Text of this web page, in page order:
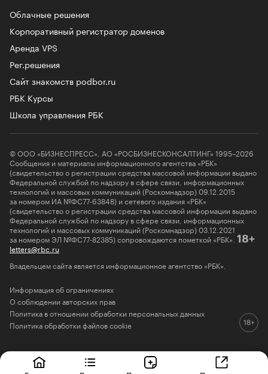
Облачные решения
Корпоративный регистратор доменов
Аренда VPS
Рег.решения
Сайт знакомств podbor.ru
РБК Курсы
Школа управления РБК
© ООО «БИЗНЕСПРЕСС», АО «РОСБИЗНЕСКОНСАЛТИНГ» 1995–2026
Сообщения и материалы информационного агентства «РБК»
(свидетельство о регистрации средства массовой информации выдано
Федеральной службой по надзору в сфере связи, информационных
технологий и массовых коммуникаций (Роскомнадзор) 09.12.2015
за номером ИА №ФС77-63848) и сетевого издания «РБК»
(свидетельство о регистрации средства массовой информации выдано
Федеральной службой по надзору в сфере связи, информационных
технологий и массовых коммуникаций (Роскомнадзор) 03.12.2021
за номером ЭЛ №ФС77-82385) сопровождаются пометкой «РБК». 18+
letters@rbc.ru
Владельцем сайта является информационное агентство «РБК».
Информация об ограничениях
О соблюдении авторских прав
Политика в отношении обработки персональных данных
Политика обработки файлов cookie